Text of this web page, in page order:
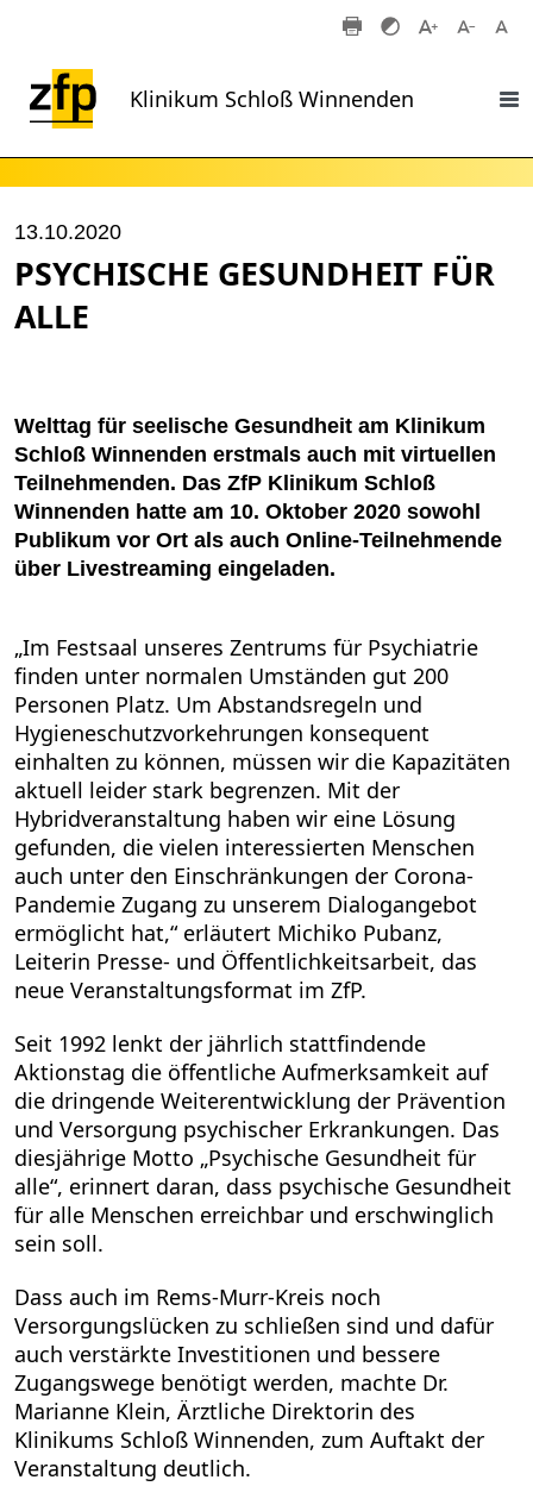
Klinikum Schloß Winnenden
13.10.2020
PSYCHISCHE GESUNDHEIT FÜR
ALLE
Welttag für seelische Gesundheit am Klinikum
Schloß Winnenden erstmals auch mit virtuellen
Teilnehmenden. Das ZfP Klinikum Schloß
Winnenden hatte am 10. Oktober 2020 sowohl
Publikum vor Ort als auch Online-Teilnehmende
über Livestreaming eingeladen.
„Im Festsaal unseres Zentrums für Psychiatrie
finden unter normalen Umständen gut 200
Personen Platz. Um Abstandsregeln und
Hygieneschutzvorkehrungen konsequent
einhalten zu können, müssen wir die Kapazitäten
aktuell leider stark begrenzen. Mit der
Hybridveranstaltung haben wir eine Lösung
gefunden, die vielen interessierten Menschen
auch unter den Einschränkungen der Corona-
Pandemie Zugang zu unserem Dialogangebot
ermöglicht hat,“ erläutert Michiko Pubanz,
Leiterin Presse- und Öffentlichkeitsarbeit, das
neue Veranstaltungsformat im ZfP.
Seit 1992 lenkt der jährlich stattfindende
Aktionstag die öffentliche Aufmerksamkeit auf
die dringende Weiterentwicklung der Prävention
und Versorgung psychischer Erkrankungen. Das
diesjährige Motto „Psychische Gesundheit für
alle“, erinnert daran, dass psychische Gesundheit
für alle Menschen erreichbar und erschwinglich
sein soll.
Dass auch im Rems-Murr-Kreis noch
Versorgungslücken zu schließen sind und dafür
auch verstärkte Investitionen und bessere
Zugangswege benötigt werden, machte Dr.
Marianne Klein, Ärztliche Direktorin des
Klinikums Schloß Winnenden, zum Auftakt der
Veranstaltung deutlich.